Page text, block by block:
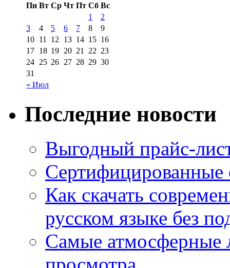
Пн Вт Ср Чт Пт Сб Вс
« Июл
1
2
3
4 5 6 7 8
9
10 11 12 13 14 15 16
17 18 19 20 21 22 23
24 25 26 27 28 29 30
31
Последние новости
Выгодный прайс-
Как скачать
русском языке без
Самые атмосферные